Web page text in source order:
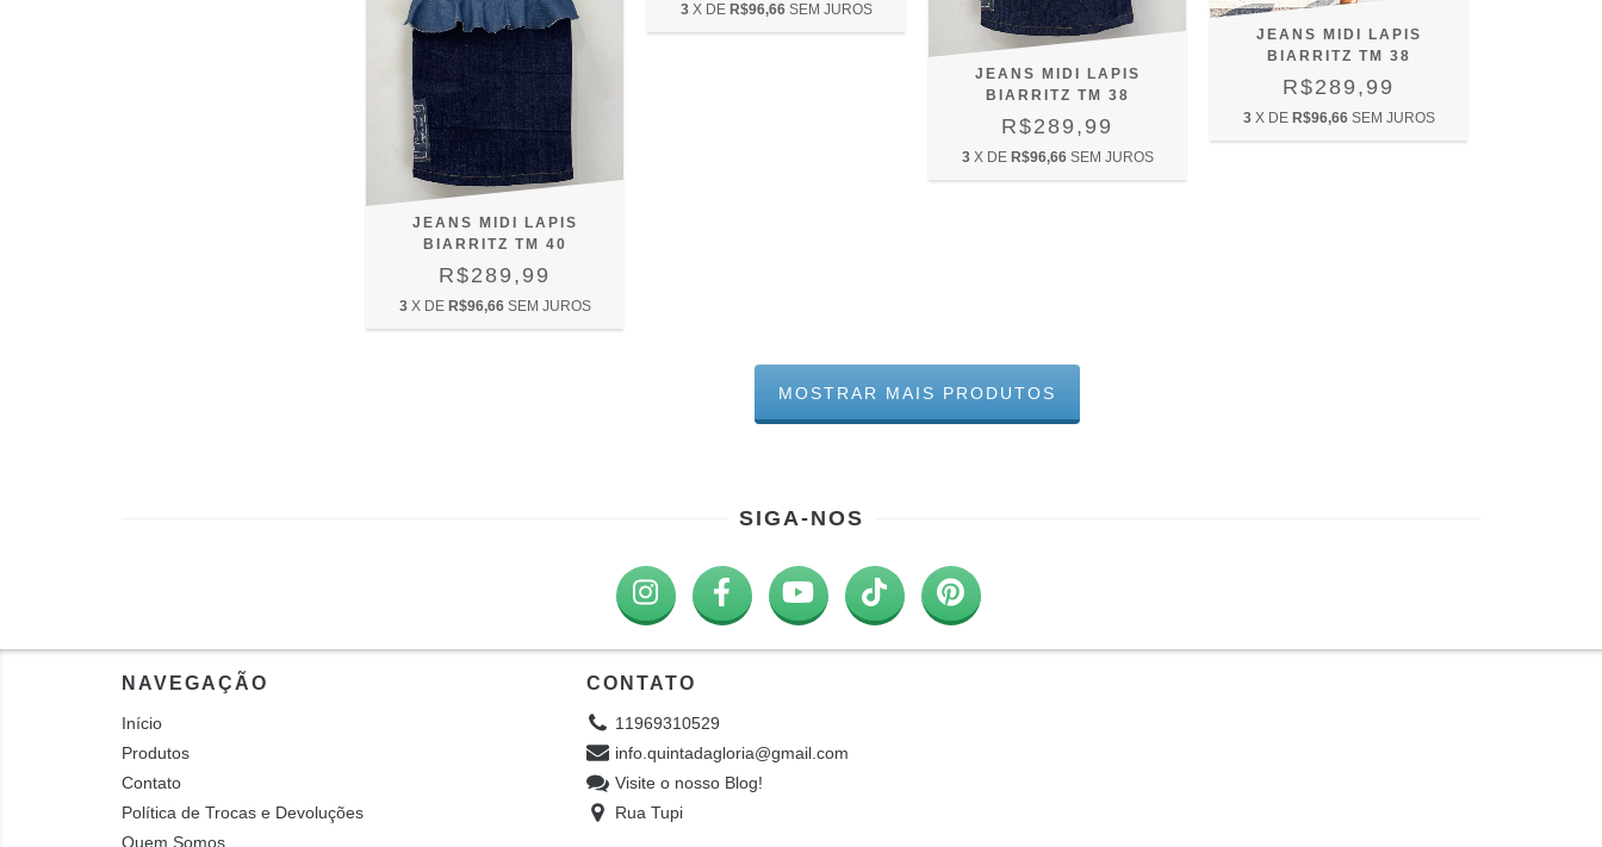
JEANS MIDI LAPIS
BIARRITZ TM 40
R$289,99
3 X DE R$96,66 SEM JUROS
3 X DE R$96,66 SEM JUROS
JEANS MIDI LAPIS
BIARRITZ TM 38
R$289,99
3 X DE R$96,66 SEM JUROS
JEANS MIDI LAPIS
BIARRITZ TM 38
R$289,99
3 X DE R$96,66 SEM JUROS
MOSTRAR MAIS PRODUTOS
SIGA-NOS
NAVEGAÇÃO
Início
Produtos
Contato
Política de Trocas e Devoluções
Quem Somos
CONTATO
11969310529
info.quintadagloria@gmail.com
Visite o nosso Blog!
Rua Tupi